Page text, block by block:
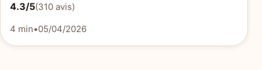
4.3/5(310 avis)
4 min•05/04/2026